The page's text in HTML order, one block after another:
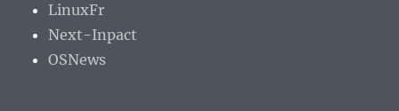
LinuxFr
Next-Inpact
OSNews